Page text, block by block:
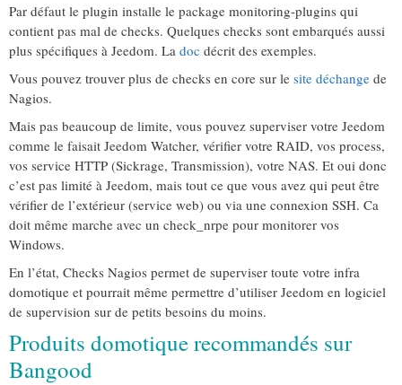
Par défaut le plugin installe le package monitoring-plugins qui
contient pas mal de checks. Quelques checks sont embarqués aussi
plus spécifiques à Jeedom. La doc décrit des exemples.
Vous pouvez trouver plus de checks en core sur le site déchange de
Nagios.
Mais pas beaucoup de limite, vous pouvez superviser votre Jeedom
comme le faisait Jeedom Watcher, vérifier votre RAID, vos process,
vos service HTTP (Sickrage, Transmission), votre NAS. Et oui donc
c’est pas limité à Jeedom, mais tout ce que vous avez qui peut être
vérifier de l’extérieur (service web) ou via une connexion SSH. Ca
doit même marche avec un check_nrpe pour monitorer vos
Windows.
En l’état, Checks Nagios permet de superviser toute votre infra
domotique et pourrait même permettre d’utiliser Jeedom en logiciel
de supervision sur de petits besoins du moins.
Produits domotique recommandés sur
Bangood